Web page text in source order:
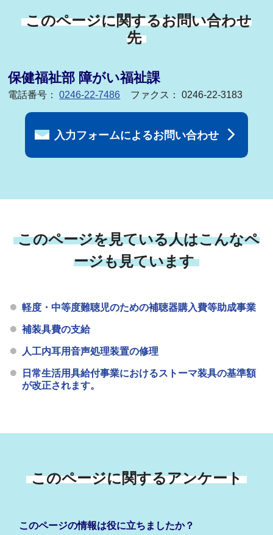
このページに関するお問い合わせ
先
保健福祉部 障がい福祉課
電話番号：0246-22-7486 ファクス： 0246-22-3183
入力フォームによるお問い合わせ
このページを見ている人はこんなペ
ージも見ています
軽度・中等度難聴児のための補聴器購入費等助成事業
補装具費の支給
人工内耳用音声処理装置の修理
日常生活用具給付事業におけるストーマ装具の基準額
が改正されます。
このページに関するアンケート
このページの情報は役に立ちましたか？